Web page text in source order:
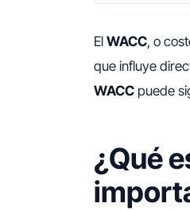
El WACC, o
que influye
WACC puede
¿Qué